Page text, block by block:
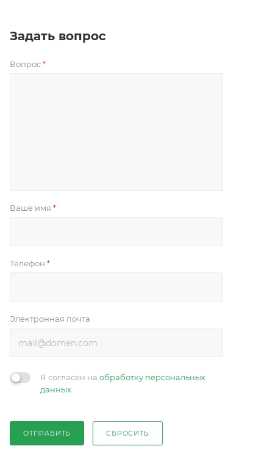
Задать вопрос
Вопрос *
Ваше имя *
Телефон *
Электронная почта
Я согласен на обработку персональных
данных
ОТПРАВИТЬ СБРОСИТЬ